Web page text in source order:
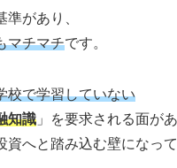
準があり、
マチマチです。
校で学習していない
知識 」を要求される面があ
資へと踏み込む壁になって